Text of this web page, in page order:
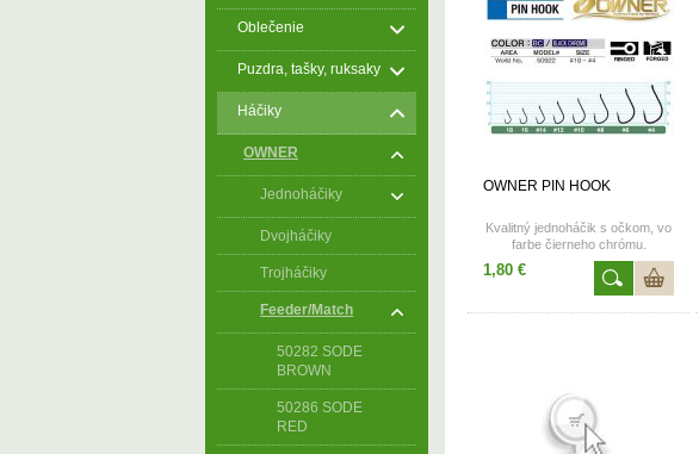
Oblečenie
Puzdra, tašky, ruksaky
Háčiky
OWNER
Jednoháčiky
Dvojháčiky
Trojháčiky
Feeder/Match
50282 SODE
BROWN
50286 SODE
RED
OWNER PIN HOOK
Kvalitný jednoháčik s očkom, vo
farbe čierneho chrómu.
Dostupné vo veľkostiach 18, 16,
14, 12, 10, 8, 6, 4.
1,80 €